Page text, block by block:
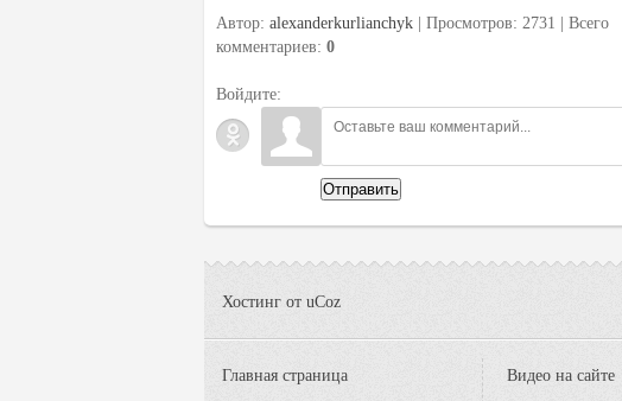
Автор: alexanderkurlianchyk | Просмотров: 2731 | Всего
комментариев: 0
Войдите:
Отправить
Хостинг от uCoz
Главная страница Видео на сайте